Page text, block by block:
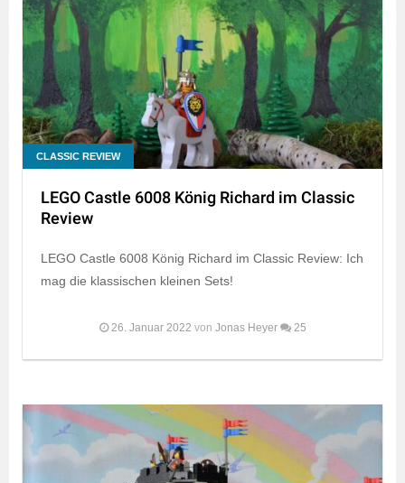
CLASSIC REVIEW
LEGO Castle 6008 König Richard im Classic
Review
LEGO Castle 6008 König Richard im Classic Review: Ich
mag die klassischen kleinen Sets!
26. Januar 2022 von Jonas Heyer 25